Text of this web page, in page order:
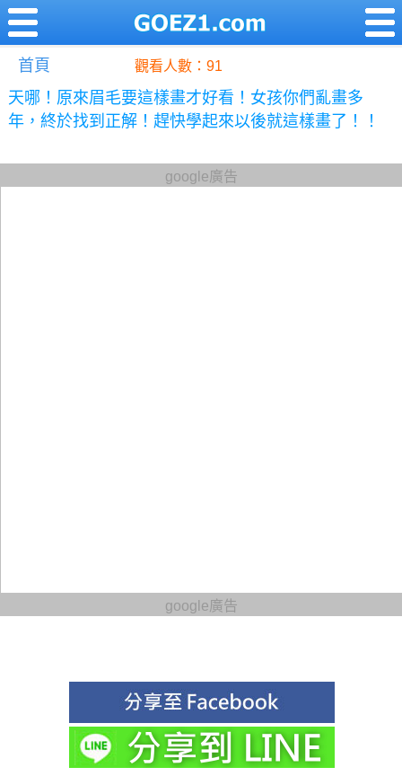
首頁 觀看人數：91
天哪！原來眉毛要這樣畫才好看！女孩你們亂畫多
年，終於找到正解！趕快學起來以後就這樣畫了！！
google廣告
google廣告